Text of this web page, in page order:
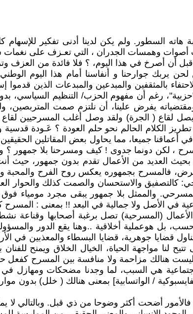
السطور. ولم يكن لدينا أدنى تفكير
وهمسات الجدران ، التي تعـزف على نغمات
أن أصرخ في هذا اليوم، ؟ فلا فائدة من العزف
يربك جوارحنا و أنفاسنا أمام هذا اليوم
بالمثقفين والمبدعين والمبدعات الذين
رغم أن مفهوم الحزب/ التنظيم
يفرض علينا، أن نلتزم صمت
لقاع ( الجرة) ولقد وصل أغلب المسرحيين
الكلام الحالم نحو حلم العودة ؟ عَـودة
جميعا، مما يحاول بعض المقاتلين
، لكن دونما جدوى ! كيف ومسرحنا بلا
العديد من الأعمال تقدم بدون جمهور، حيث
فالمسرح بجمهوره يعكس روح الفرح والمحبة
كالتصفيق والاستحسان والصمت كذلك والحوار
والممثل بلا جمهور يبقى مجرد مومياء
في الأصل ولا جمالية في البعد !! بمعنى :
(المسرحية) تصل برغبة أصحابها وقناعة
هوعملية أخلاقية ..وهنا يقع الدور والمسؤولية
قضايا جوهرية، قضايا البسطاء والمعذبين في
لنا مواجهة الحياة، الخيال الخلاق ويمنح
هنالك مزاحمة ولا منافسة بين المسرح كفعل
هي السبب، لما وجدنا مضحكات ومهازل
/ الواتسابية] بمعنى هنالك ( خلل) بدون
فالأمور أضحت أكثر وضوحا من ذي قبل. وبالتالي لا